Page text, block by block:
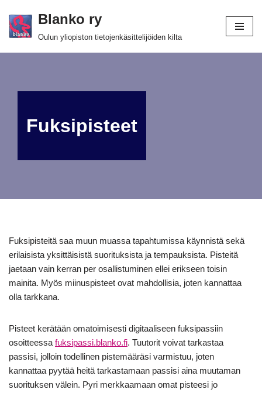
Siirry
Blanko ry
Oulun yliopiston tietojenkäsittelijöiden kilta
Fuksipisteet
Fuksipisteitä saa muun muassa tapahtumissa käynnistä sekä
erilaisista yksittäisistä suorituksista ja tempauksista. Pisteitä
jaetaan vain kerran per osallistuminen ellei erikseen toisin
mainita. Myös miinuspisteet ovat mahdollisia, joten kannattaa
olla tarkkana.
Pisteet kerätään omatoimisesti digitaaliseen fuksipassiin
osoitteessa fuksipassi.blanko.fi. Tuutorit voivat tarkastaa
passisi, jolloin todellinen pistemääräsi varmistuu, joten
kannattaa pyytää heitä tarkastamaan passisi aina muutaman
suorituksen välein. Pyri merkkaamaan omat pisteesi jo